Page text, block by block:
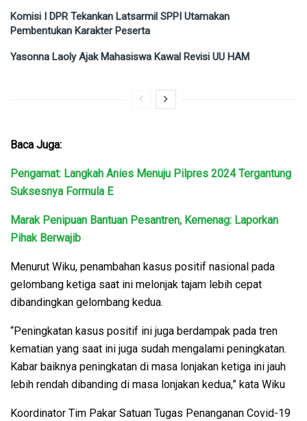
Komisi I DPR Tekankan Latsarmil SPPI Utamakan
Pembentukan Karakter Peserta
Yasonna Laoly Ajak Mahasiswa Kawal Revisi UU HAM
Baca Juga:
Pengamat: Langkah Anies Menuju Pilpres 2024 Tergantung
Suksesnya Formula E
Marak Penipuan Bantuan Pesantren, Kemenag: Laporkan
Pihak Berwajib
Menurut Wiku, penambahan kasus positif nasional pada
gelombang ketiga saat ini melonjak tajam lebih cepat
dibandingkan gelombang kedua.
“Peningkatan kasus positif ini juga berdampak pada tren
kematian yang saat ini juga sudah mengalami peningkatan.
Kabar baiknya peningkatan di masa lonjakan ketiga ini jauh
lebih rendah dibanding di masa lonjakan kedua,” kata Wiku
Koordinator Tim Pakar Satuan Tugas Penanganan Covid-19